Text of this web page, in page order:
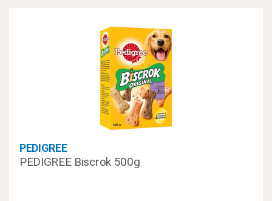
PEDIGREE
PEDIGREE Biscrok 500g